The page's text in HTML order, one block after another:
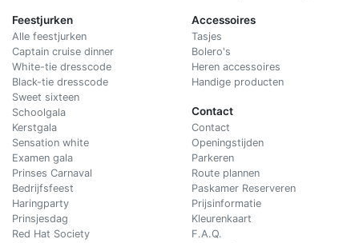
Feestjurken
Alle feestjurken
Captain cruise dinner
White-tie dresscode
Black-tie dresscode
Sweet sixteen
Schoolgala
Kerstgala
Sensation white
Examen gala
Prinses Carnaval
Bedrijfsfeest
Haringparty
Prinsjesdag
Red Hat Society
Accessoires
Tasjes
Bolero's
Heren accessoires
Handige producten
Contact
Contact
Openingstijden
Parkeren
Route plannen
Paskamer Reserveren
Prijsinformatie
Kleurenkaart
F.A.Q.